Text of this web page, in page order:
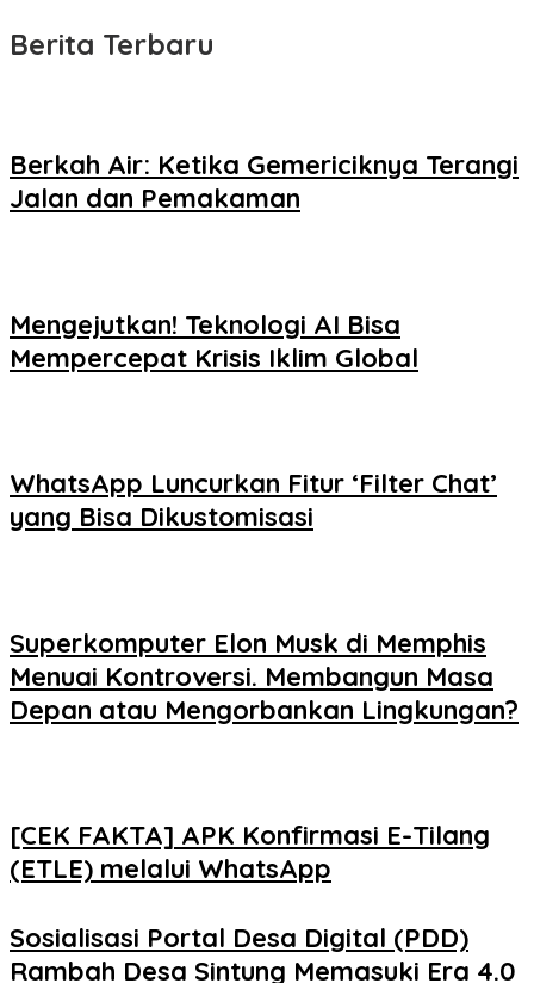
Berita Terbaru
Berkah Air: Ketika Gemericiknya Terangi
Jalan dan Pemakaman
Mengejutkan! Teknologi AI Bisa
Mempercepat Krisis Iklim Global
WhatsApp Luncurkan Fitur ‘Filter Chat’
yang Bisa Dikustomisasi
Superkomputer Elon Musk di Memphis
Menuai Kontroversi. Membangun Masa
Depan atau Mengorbankan Lingkungan?
[CEK FAKTA] APK Konfirmasi E-Tilang
(ETLE) melalui WhatsApp
Sosialisasi Portal Desa Digital (PDD)
Rambah Desa Sintung Memasuki Era 4.0